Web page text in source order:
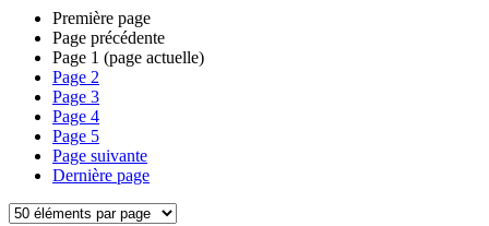
Première page
Page précédente
Page 1 (page actuelle)
Page 2
Page 3
Page 4
Page 5
Page suivante
Dernière page